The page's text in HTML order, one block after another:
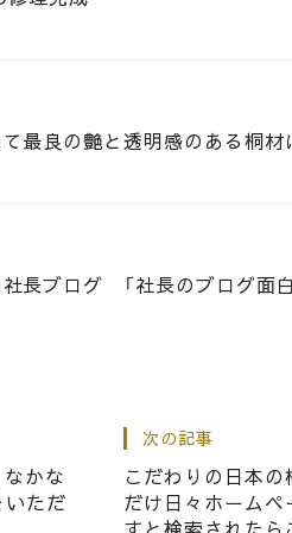
最良の艶と透明感のある桐材
長ブログ 「社長のブログ面
15杯盆入り桐箪笥の納品は、
かな
いただ
次の記事
こだわりの日本
だけ日々ホームペ